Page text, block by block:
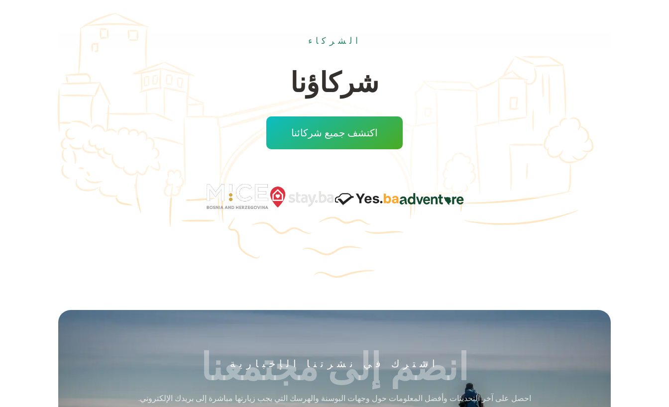
الشركاء
شركاؤنا
اكتشف جميع شركائنا
اشترك في نشرتنا الإخبارية
انضم إلى مجتمعنا
احصل على آخر التحديثات وأفضل المعلومات حول وجهات البوسنة والهرسك التي يجب زيارتها مباشرة إلى بريدك الإلكتروني.